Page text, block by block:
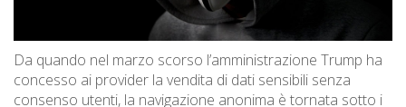
Da quando nel marzo scorso l’amministrazione Trump ha
concesso ai provider la vendita di dati sensibili senza
consenso utenti, la navigazione anonima è tornata sotto i